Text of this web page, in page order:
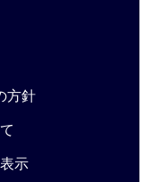
方針
示